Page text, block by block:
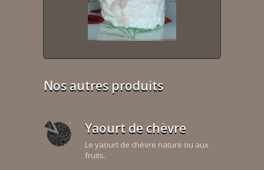
Nos autres produits
Yaourt de chèvre
Le yaourt de chèvre nature ou aux
fruits.